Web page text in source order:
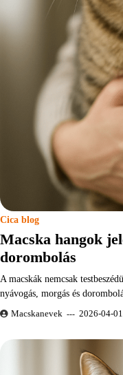
Cica blog
Macska hangok
dorombolás
A macskák nemcsak
nyávogás, morgás és
Macskanevek 2026-04-01